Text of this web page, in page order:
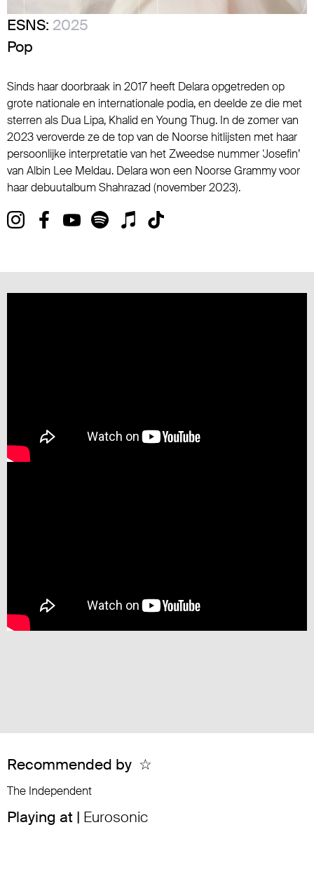
ESNS: 2025
Pop
Sinds haar doorbraak in 2017 heeft Delara opgetreden op
grote nationale en internationale podia, en deelde ze die met
sterren als Dua Lipa, Khalid en Young Thug. In de zomer van
2023 veroverde ze de top van de Noorse hitlijsten met haar
persoonlijke interpretatie van het Zweedse nummer ‘Josefin’
van Albin Lee Meldau. Delara won een Noorse Grammy voor
haar debuutalbum Shahrazad (november 2023).
Recommended by ☆
The Independent
Playing at | Eurosonic